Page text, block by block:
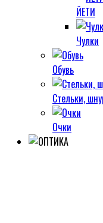
ЙЕТИ
Чулки
Обувь
Стельки,
Очки